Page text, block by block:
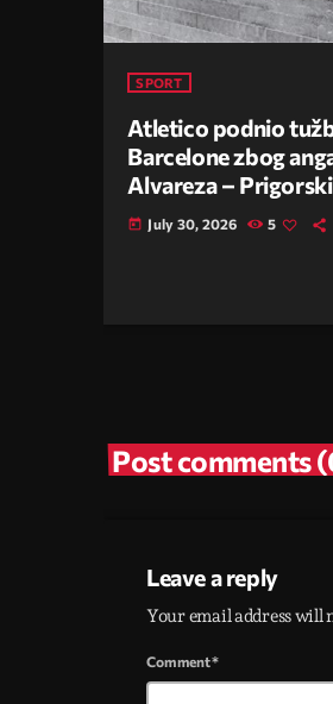
SPORT
Atletico podnio
Barcelone zbog
Alvareza –
today July 30, 2026 5
Post comments
Leave a reply
Your email address will
Comment*